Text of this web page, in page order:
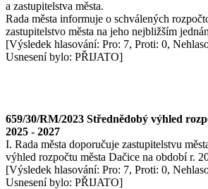
a zastupitelstva města.
Rada města informuje o schválených
zastupitelstvo města na jeho nejbližším
[Výsledek hlasování: Pro: 7, Proti: 0,
Usnesení bylo: PŘIJATO]
659/30/RM/2023 Střednědobý výhled
2025 - 2027
I. Rada města doporučuje zastupitelstvu
výhled rozpočtu města Dačice na období r.
[Výsledek hlasování: Pro: 7, Proti: 0,
Usnesení bylo: PŘIJATO]